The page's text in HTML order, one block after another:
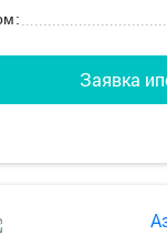
Заявка